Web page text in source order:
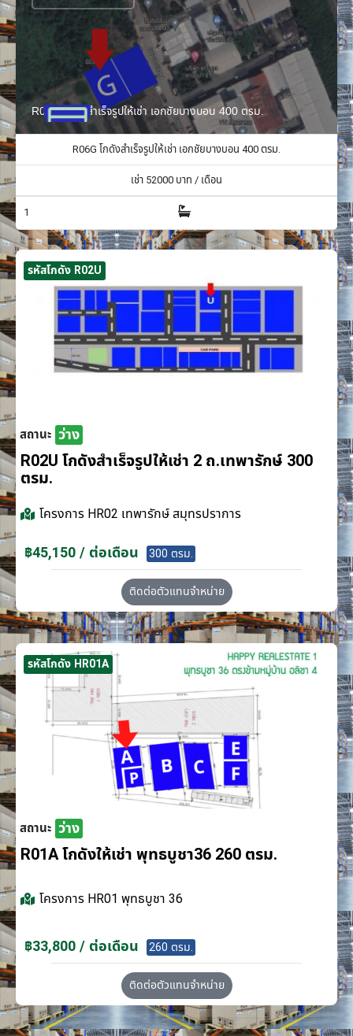
R06G โกดังสำเร็จรูปให้เช่า เอกชัยบางบอน 400 ตรม.
R06G โกดังสำเร็จรูปให้เช่า เอกชัยบางบอน 400 ตรม.
เช่า 52000 บาท / เดือน
1
รหัสโกดัง R02U
สถานะ ว่าง
R02U โกดังสำเร็จรูปให้เช่า 2 ถ.เทพารักษ์ 300
ตรม.
โครงการ HR02 เทพารักษ์ สมุทรปราการ
฿45,150 / ต่อเดือน 300 ตรม.
ติดต่อตัวแทนจำหน่าย
รหัสโกดัง HR01A
สถานะ ว่าง
R01A โกดังให้เช่า พุทธบูชา36 260 ตรม.
โครงการ HR01 พุทธบูชา 36
฿33,800 / ต่อเดือน 260 ตรม.
ติดต่อตัวแทนจำหน่าย